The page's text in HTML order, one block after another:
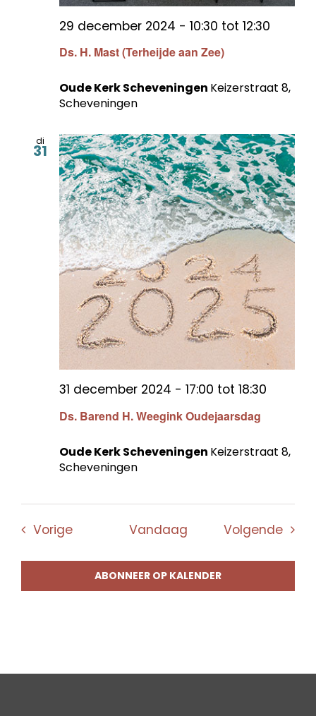
Ds. H. Mast (Terheijde aan Zee)
29 december 2024 - 10:30 tot 12:30
Oude Kerk Scheveningen Keizerstraat 8,
Scheveningen
di
31
Ds. Barend H. Weegink Oudejaarsdag
31 december 2024 - 17:00 tot 18:30
Oude Kerk Scheveningen Keizerstraat 8,
Scheveningen
VorigeEvenementenVandaag Volgende
ABONNEER OP KALENDER